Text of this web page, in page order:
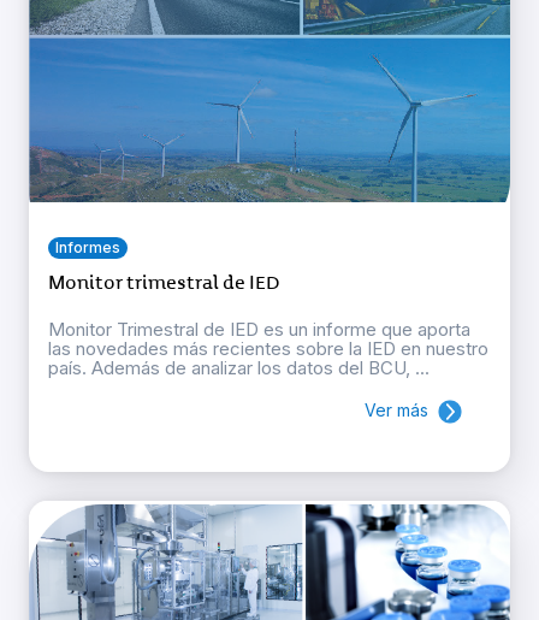
Informes
Monitor trimestral de IED
Monitor Trimestral de IED es un informe que aporta
las novedades más recientes sobre la IED en nuestro
país. Además de analizar los datos del BCU, ...
Ver más